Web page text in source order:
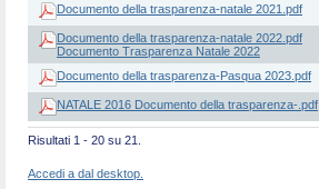
Documento della trasparenza-natale 2021.pdf
Documento della trasparenza-natale 2022.pdf
Documento Trasparenza Natale 2022
Documento della trasparenza-Pasqua 2023.pdf
NATALE 2016 Documento della trasparenza-.pdf
Risultati 1 - 20 su 21.
Accedi a dal desktop.